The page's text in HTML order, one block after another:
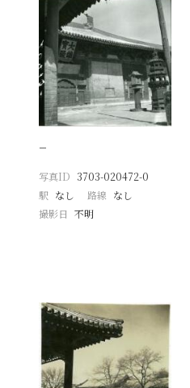
−
写真ID 3703-020472-0
駅 なし 路線 なし
撮影日
不明